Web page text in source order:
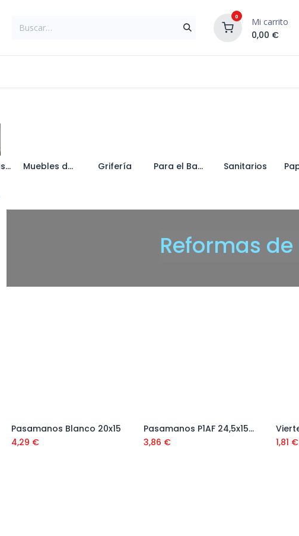
0 Mi carrito
0,00 €
Mamparas y Platos de Ducha Muebles de Baño Grifería Para el Baño Sanitarios
Reformas
Añadir al carrito
Pasamanos Blanco 20x15
4,29 €
Añadir al carrito
Pasamanos P1AF 24,5x15x3
3,86 €
1,81 €